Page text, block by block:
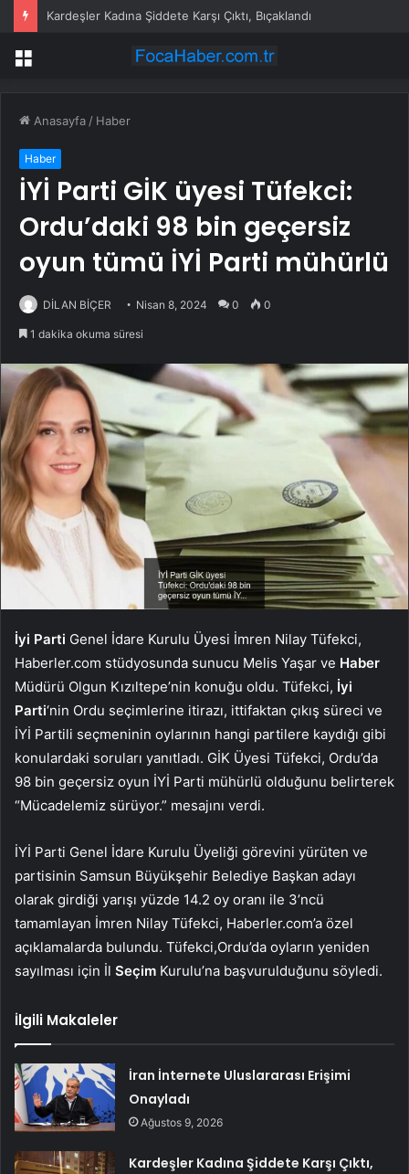
Kardeşler Kadına Şiddete Karşı Çıktı, Bıçaklandı
Menü
Anasayfa / Haber
Haber
İYİ Parti GİK üyesi Tüfekci:
Ordu’daki 98 bin geçersiz
oyun tümü İYİ Parti mühürlü
DİLAN BİÇER Nisan 8, 2024 0 0
1 dakika okuma süresi
İyi Parti Genel İdare Kurulu Üyesi İmren Nilay Tüfekci,
Haberler.com stüdyosunda sunucu Melis Yaşar ve Haber
Müdürü Olgun Kızıltepe’nin konuğu oldu. Tüfekci, İyi
Parti‘nin Ordu seçimlerine itirazı, ittifaktan çıkış süreci ve
İYİ Partili seçmeninin oylarının hangi partilere kaydığı gibi
konulardaki soruları yanıtladı. GİK Üyesi Tüfekci, Ordu’da
98 bin geçersiz oyun İYİ Parti mühürlü olduğunu belirterek
“Mücadelemiz sürüyor.” mesajını verdi.
İYİ Parti Genel İdare Kurulu Üyeliği görevini yürüten ve
partisinin Samsun Büyükşehir Belediye Başkan adayı
olarak girdiği yarışı yüzde 14.2 oy oranı ile 3’ncü
tamamlayan İmren Nilay Tüfekci, Haberler.com’a özel
açıklamalarda bulundu. Tüfekci,Ordu’da oyların yeniden
sayılması için İl Seçim Kurulu’na başvurulduğunu söyledi.
İlgili Makaleler
İran İnternete Uluslararası Erişimi
Onayladı
Ağustos 9, 2026
Kardeşler Kadına Şiddete Karşı Çıktı,